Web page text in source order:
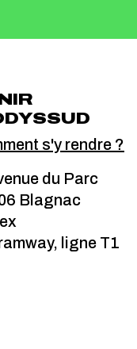
s'y rendre ?
du Parc
Blagnac
ligne T1